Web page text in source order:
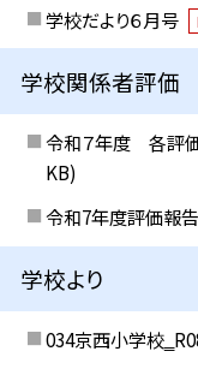
学校だより６月号
学校関係者評価
令和７年度 各評価
KB)
令和7年度評価報告
学校より
034京西小学校